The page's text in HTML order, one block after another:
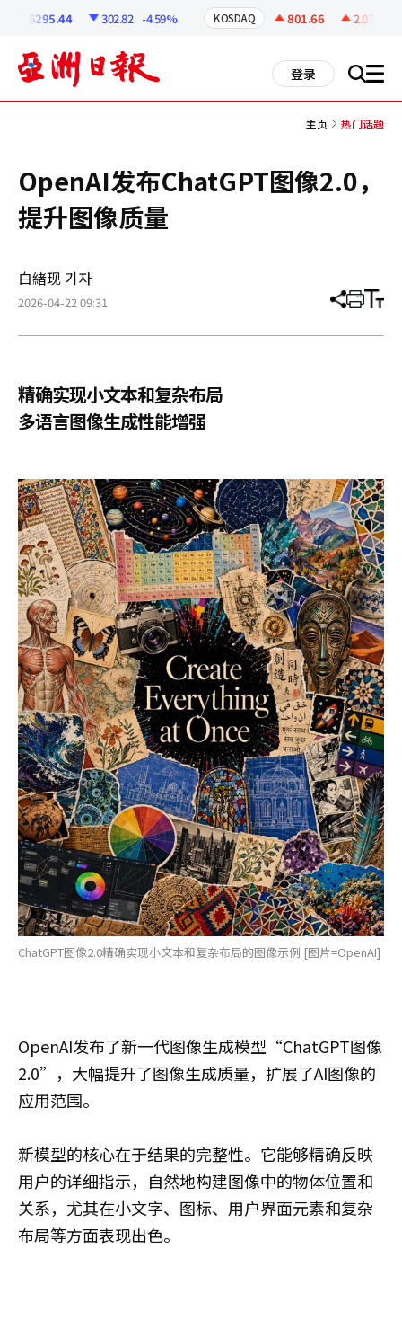
6295.44 302.82 -4.59% KOSDAQ 801.66 2.07
登录 搜 all
主页 热门话题
OpenAI发布ChatGPT图像2.0，
提升图像质量
白緖现 기자
2026-04-22 09:31 分
章
打 调
小
精确实现小文本和复杂布局
多语言图像生成性能增强
ChatGPT图像2.0精确实现小文本和复杂布局的图像示例 [图片=OpenAI]
OpenAI发布了新一代图像生成模型“ChatGPT图像
2.0”，大幅提升了图像生成质量，扩展了AI图像的
应用范围。
新模型的核心在于结果的完整性。它能够精确反映
用户的详细指示，自然地构建图像中的物体位置和
关系，尤其在小文字、图标、用户界面元素和复杂
布局等方面表现出色。